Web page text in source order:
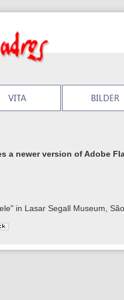
a newer version of Adobe
in Lasar Segall Museum,